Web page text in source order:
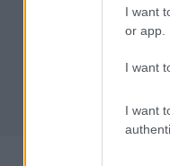
I want
or app.
I want
I want